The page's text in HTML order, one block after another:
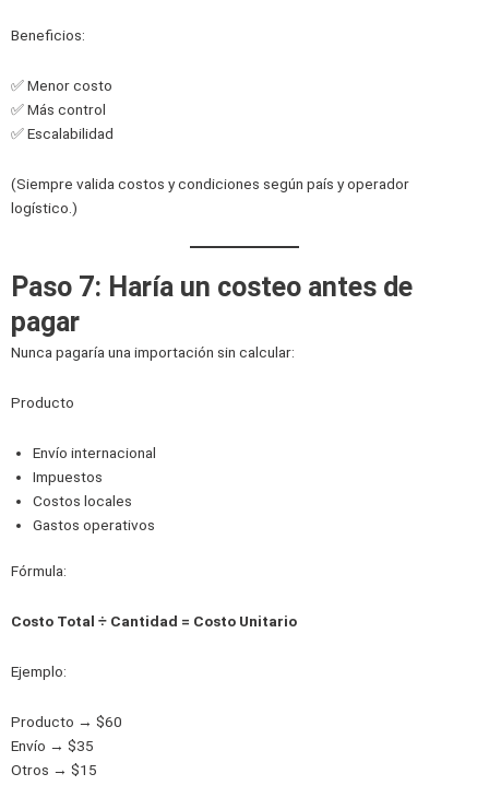
Beneficios:
✅ Menor costo
✅ Más control
✅ Escalabilidad
(Siempre valida costos y condiciones según país y operador
logístico.)
Paso 7: Haría un costeo antes de
pagar
Nunca pagaría una importación sin calcular:
Producto
Envío internacional
Impuestos
Costos locales
Gastos operativos
Fórmula:
Costo Total ÷ Cantidad = Costo Unitario
Ejemplo:
Producto → $60
Envío → $35
Otros → $15